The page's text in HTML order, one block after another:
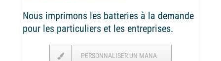
Nous imprimons les batteries à la demande
pour les particuliers et les entreprises.
PERSONNALISER UN MANA